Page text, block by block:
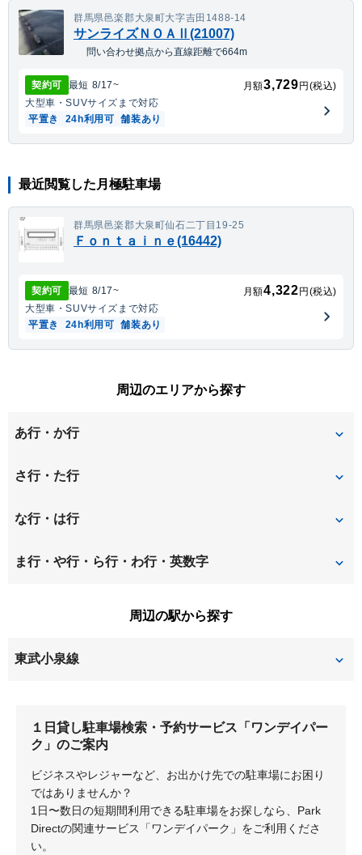
群馬県邑楽郡大泉町大字吉田1488-14
サンライズＮＯＡⅡ(21007)
問い合わせ拠点から直線距離で664m
契約可 最短 8/17~ 月額3,729 円(税込)
大型車・SUVサイズまで対応
平置き
24h利用可 舗装あり
最近閲覧した月極駐車場
群馬県邑楽郡大泉町仙石二丁目19-25
Ｆｏｎｔａｉｎｅ(16442)
契約可 最短 8/17~ 月額4,322 円(税込)
大型車・SUVサイズまで対応
平置き
24h利用可 舗装あり
周辺のエリアから探す
あ行・か行
朝日
古海
さ行・た行
坂田
仙石
な行・は行
西小泉 東別所町
ま行・や行・ら行・わ行・英数字
周辺の駅から探す
東武小泉線
１日貸し駐車場検索・予約サービス「ワンデイパー
ク」のご案内
ビジネスやレジャーなど、お出かけ先での駐車場にお困り
ではありませんか？
1日〜数日の短期間利用できる駐車場をお探しなら、Park
Directの関連サービス「ワンデイパーク」をご利用くださ
い。